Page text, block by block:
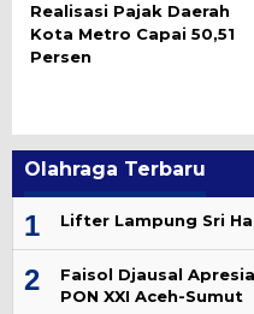
Realisasi Pajak Daerah
Kota Metro Capai 50,51
Persen
Olahraga Terbaru
1 Lifter Lampung Sri
2
Faisol Djausal
PON XXI Aceh-Sumut